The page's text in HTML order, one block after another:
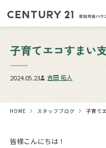
子育てエコすまい
2024.05.23 吉田 拓人
HOME スタッフブログ 子育て
皆様こんにちは！